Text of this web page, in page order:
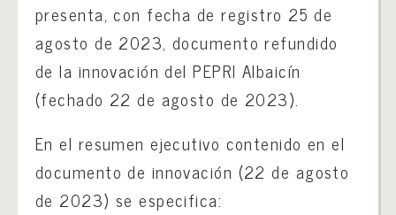
presenta, con fecha de registro 25 de
agosto de 2023, documento refundido
de la innovación del PEPRI Albaicín
(fechado 22 de agosto de 2023).
En el resumen ejecutivo contenido en el
documento de innovación (22 de agosto
de 2023) se especifica: